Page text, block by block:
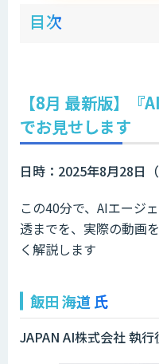
目次
【8月 最新版】『
でお見せします
日時：2025年8月28日
この40分で、AIエージ
透までを、実際の動画
く解説します
飯田 海道 氏
JAPAN AI株式会社 執行